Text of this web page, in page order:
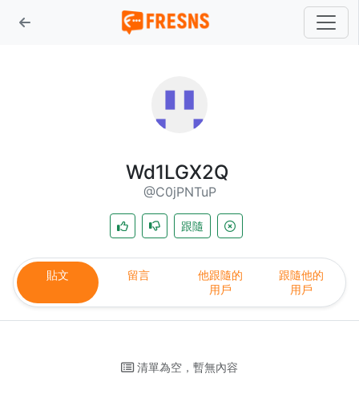
Wd1LGX2Q
@C0jPNTuP
跟隨
貼文 留言
他跟隨的
用戶
跟隨他的
用戶
清單為空，暫無內容